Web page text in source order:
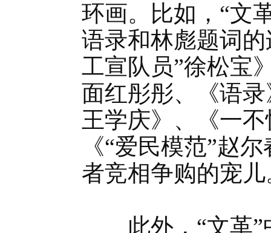
环画。比如，“文
语录和林彪题词
工宣队员”徐松宝
面红彤彤、《语
王学庆》、《一
《“爱民模范”赵
者竞相争购的宠儿
此外，“文革”